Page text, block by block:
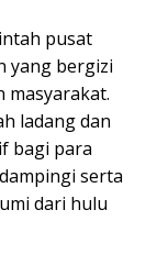
pusat
yang bergizi
masyarakat.
ladang dan
bagi para
serta
dari hulu